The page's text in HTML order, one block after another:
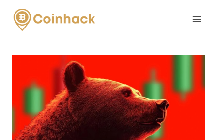
Skip
content